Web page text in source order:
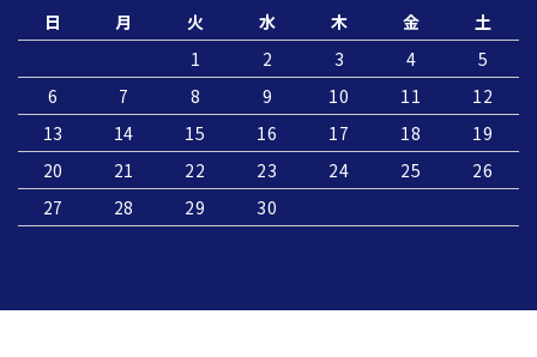
日
月 火 水 木 金
土
1
2 3 4
5
6
7 8 9 10 11
12
13
14 15 16 17 18
19
20
21 22 23 24 25
26
27
28 29 30